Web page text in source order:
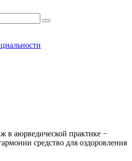
в аюрведической практике −
средство для оздоровления